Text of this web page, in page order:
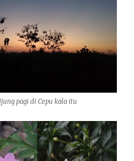
pagi di Cepu kala itu